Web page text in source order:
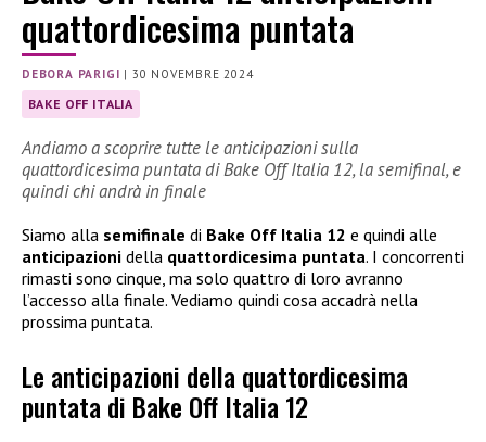
quattordicesima puntata
DEBORA PARIGI | 30 NOVEMBRE 2024
BAKE OFF ITALIA
Andiamo a scoprire tutte le anticipazioni sulla
quattordicesima puntata di Bake Off Italia 12, la semifinal, e
quindi chi andrà in finale
Siamo alla semifinale di Bake Off Italia 12 e quindi alle
anticipazioni della quattordicesima puntata. I concorrenti
rimasti sono cinque, ma solo quattro di loro avranno
l’accesso alla finale. Vediamo quindi cosa accadrà nella
prossima puntata.
Le anticipazioni della quattordicesima
puntata di Bake Off Italia 12